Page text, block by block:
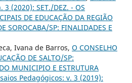
(2020): SET./DEZ. - OS
DE EDUCAÇÃO DA REGIÃO
SOROCABA/SP: FINALIDADES E
Ivana de Barros, O CONSELHO
DE SALTO/SP:
MUNICIPIO E ESTRUTURA
Pedagógicos: v. 3 (2019):